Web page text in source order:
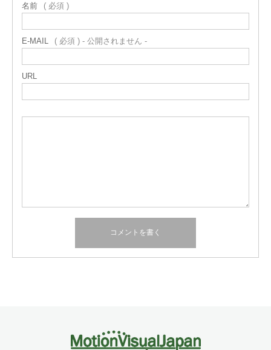
名前 ( 必須 )
E-MAIL ( 必須 ) - 公開されません -
URL